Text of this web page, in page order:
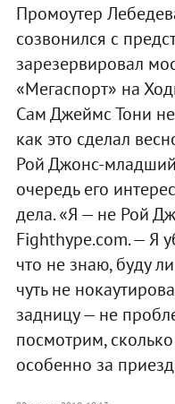
Промоутер
созвонился с
зарезервировал
«Мегаспорт» на
Сам Джеймс Тони
как это сделал
Рой Джонс-
очередь его
дела. «Я — не Рой
Fighthype.com. — Я
что не знаю, буду
чуть не
задницу — не
посмотрим,
особенно за